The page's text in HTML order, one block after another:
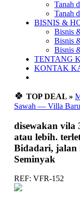
Tanah
Tanah
BISNIS &
Bisnis
Bisnis
Bisnis
TENTANG
KONTAK
🍀 TOP DEAL »
Sawah — Villa
disewakan
atau lebih.
Bidadari, jalan
Seminyak
REF: VFR-152